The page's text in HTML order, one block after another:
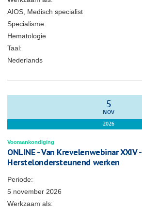
AIOS, Medisch specialist
Specialisme:
Hematologie
Taal:
Nederlands
5
NOV
2026
Vooraankondiging
ONLINE - Van Krevelenwebinar XXIV -
Herstelondersteunend werken
Periode:
5 november 2026
Werkzaam als: